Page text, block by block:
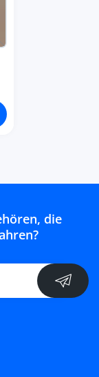
die Menge für
10Pcs Colorful
die